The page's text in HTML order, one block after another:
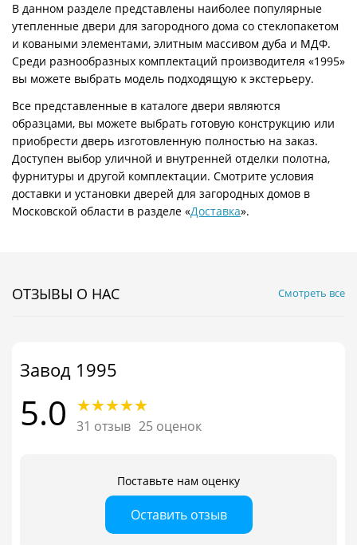
В данном разделе представлены наиболее популярные
утепленные двери для загородного дома со стеклопакетом
и коваными элементами, элитным массивом дуба и МДФ.
Среди разнообразных комплектаций производителя «1995»
вы можете выбрать модель подходящую к экстерьеру.
Все представленные в каталоге двери являются
образцами, вы можете выбрать готовую конструкцию или
приобрести дверь изготовленную полностью на заказ.
Доступен выбор уличной и внутренней отделки полотна,
фурнитуры и другой комплектации. Смотрите условия
доставки и установки дверей для загородных домов в
Московской области в разделе «Доставка».
ОТЗЫВЫ О НАС Смотреть все
Завод 1995
5.0 31 отзыв 25 оценок
Поставьте нам оценку
Оставить отзыв